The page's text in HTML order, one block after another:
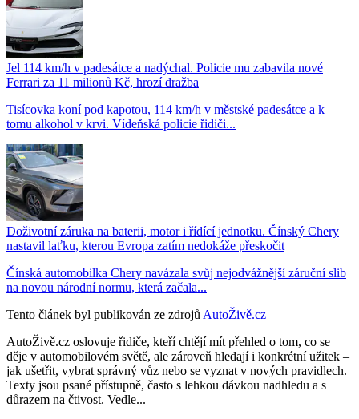
Jel 114 km/h v padesátce a nadýchal. Policie mu zabavila nové
Ferrari za 11 milionů Kč, hrozí dražba
Tisícovka koní pod kapotou, 114 km/h v městské padesátce a k
tomu alkohol v krvi. Vídeňská policie řidiči...
Doživotní záruka na baterii, motor i řídící jednotku. Čínský Chery
nastavil laťku, kterou Evropa zatím nedokáže přeskočit
Čínská automobilka Chery navázala svůj nejodvážnější záruční slib
na novou národní normu, která začala...
Tento článek byl publikován ze zdrojů AutoŽivě.cz
AutoŽivě.cz oslovuje řidiče, kteří chtějí mít přehled o tom, co se
děje v automobilovém světě, ale zároveň hledají i konkrétní užitek –
jak ušetřit, vybrat správný vůz nebo se vyznat v nových pravidlech.
Texty jsou psané přístupně, často s lehkou dávkou nadhledu a s
důrazem na čtivost. Vedle...